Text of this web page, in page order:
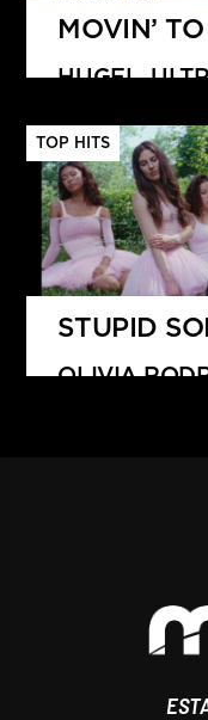
MOVIN’
HUGEL,
TOP HITS
STUPID
OLIVIA